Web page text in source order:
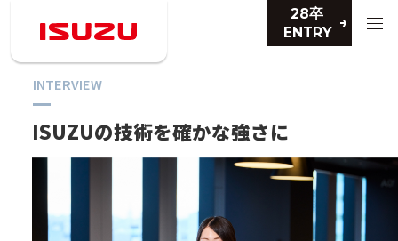
28卒
ENTRY
INTERVIEW
ISUZUの技術を確かな強さに